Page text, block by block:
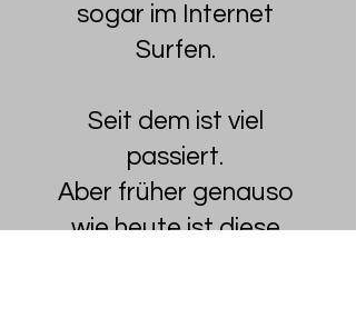
sogar im Internet
Surfen.
Seit dem ist viel
passiert.
Aber früher genauso
wie heute ist diese